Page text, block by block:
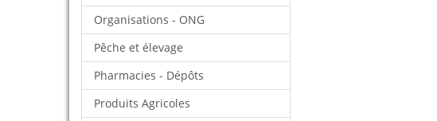
Organisations - ONG
Pêche et élevage
Pharmacies - Dépôts
Produits Agricoles